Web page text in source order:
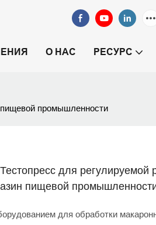
О НАС РЕСУРС
пищевой промышленности
для регулируемой
пищевой
для обработки